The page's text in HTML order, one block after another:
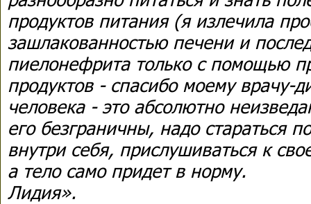
продуктов питания (я излечила
зашлакованностью печени и
пиелонефрита только с помощью
продуктов - спасибо моему врачу-
человека - это абсолютно
его безграничны, надо стараться
внутри себя, прислушиваться к
а тело само придет в норму.
Лидия».